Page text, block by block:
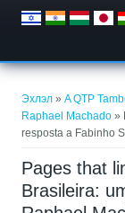
Эхлэл »A QTP
Raphael Machado »
resposta a Fabinho
Pages that
Brasileira: